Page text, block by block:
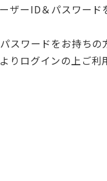
ザーID＆パスワード
スワードをお持ちの
りログインの上ご利